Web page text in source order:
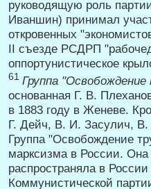
руководящую роль
Иваншин) принимал
откровенных
II съезде РСДРП
оппортунистическое
61 Группа
основанная Г. В.
в 1883 году в Женеве.
Г. Дейч, В. И. Засулич, В.
Группа "Освобождение
марксизма в России. Она
распространяла в
Коммунистической